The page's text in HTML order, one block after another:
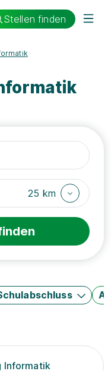
Stellen finden
25 km
Informatik